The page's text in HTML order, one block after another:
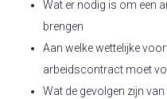
Wat er nodig is om een
brengen
Aan welke wettelijke
arbeidscontract moet
Wat de gevolgen zijn